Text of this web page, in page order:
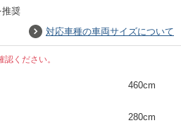
推奨
対応車種の車両サイズについて
ください。
460cm
280cm